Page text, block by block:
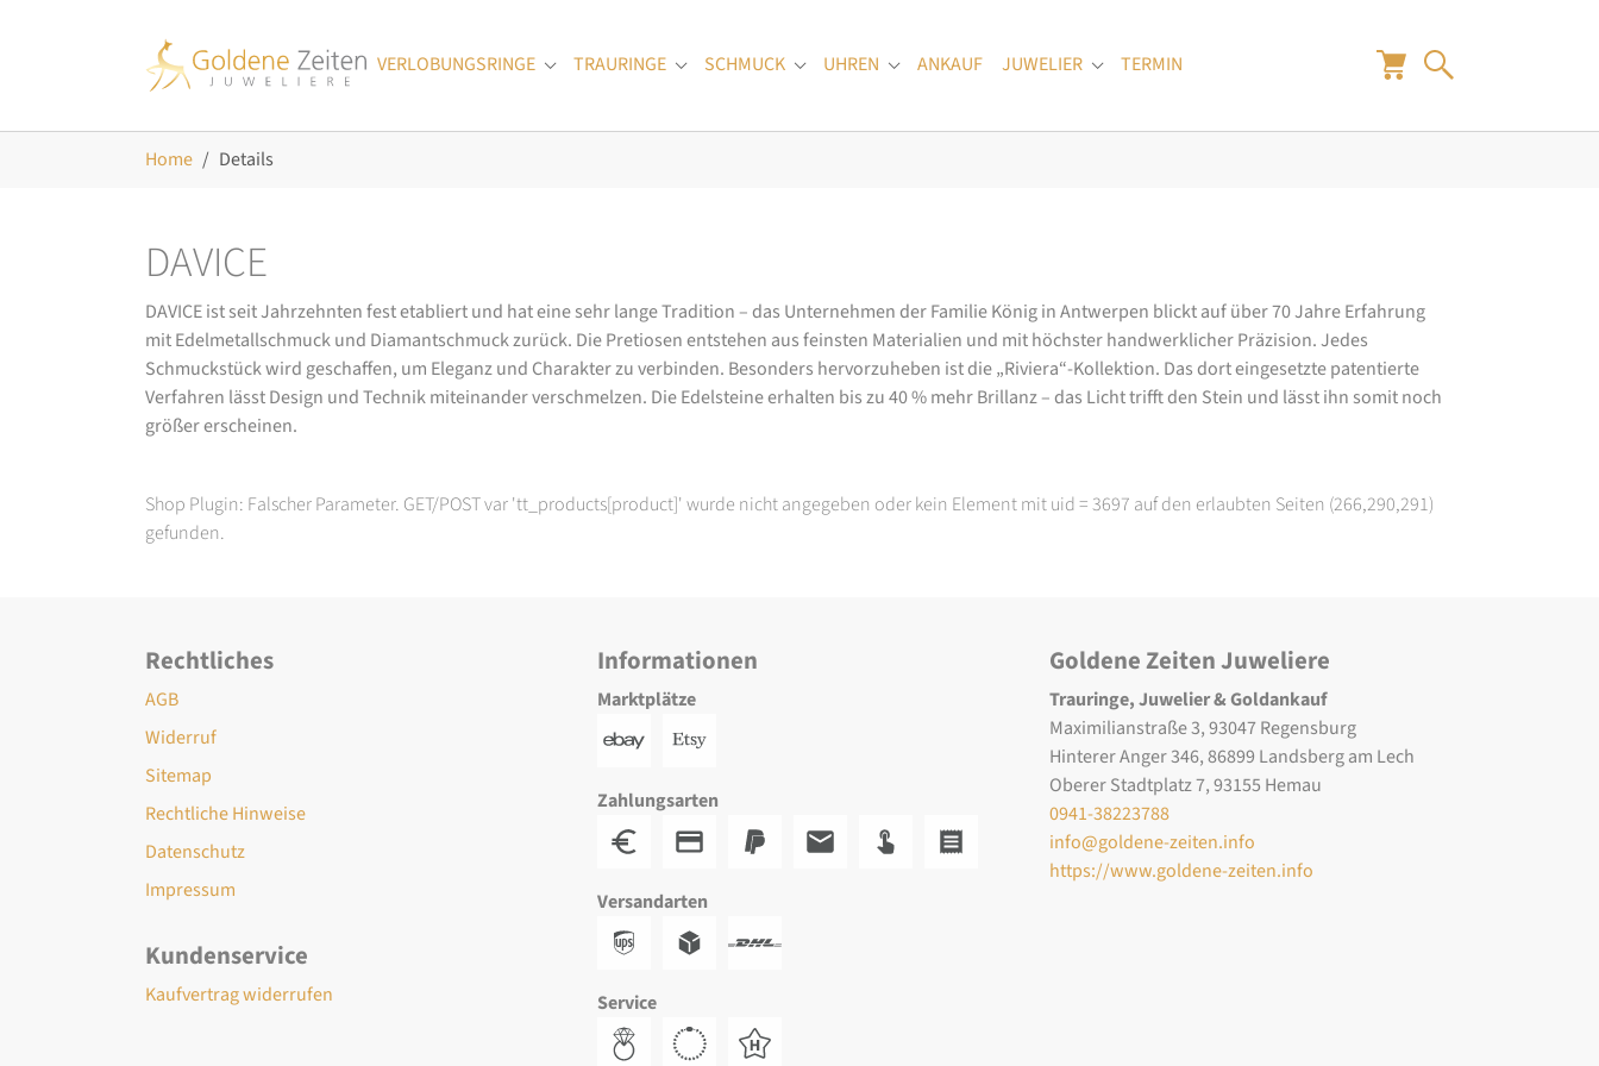
VERLOBUNGSRINGE
Submenu for "Verlobungsringe"
TRAURINGE Submenu for "Trauringe"
SCHMUCK Submenu for "Schmuck"
UHREN Submenu for "Uhren"
ANKAUF JUWELIER Submenu for "Juwelier"
TERMIN
Home Details
DAVICE
DAVICE ist seit Jahrzehnten fest etabliert und hat eine sehr lange Tradition – das Unternehmen der Familie König in Antwerpen blickt auf über 70 Jahre Erfahrung
mit Edelmetallschmuck und Diamantschmuck zurück. Die Pretiosen entstehen aus feinsten Materialien und mit höchster handwerklicher Präzision. Jedes
Schmuckstück wird geschaffen, um Eleganz und Charakter zu verbinden. Besonders hervorzuheben ist die „Riviera“-Kollektion. Das dort eingesetzte patentierte
Verfahren lässt Design und Technik miteinander verschmelzen. Die Edelsteine erhalten bis zu 40 % mehr Brillanz – das Licht trifft den Stein und lässt ihn somit noch
größer erscheinen.
Shop Plugin: Falscher Parameter. GET/POST var 'tt_products[product]' wurde nicht angegeben oder kein Element mit uid = 3697 auf den erlaubten Seiten (266,290,291)
gefunden.
Rechtliches
AGB
Widerruf
Sitemap
Rechtliche Hinweise
Datenschutz
Impressum
Kundenservice
Kaufvertrag widerrufen
Informationen
Marktplätze
Zahlungsarten
Versandarten
Service
Goldene Zeiten Juweliere
Trauringe, Juwelier & Goldankauf
Maximilianstraße 3, 93047 Regensburg
Hinterer Anger 346, 86899 Landsberg am Lech
Oberer Stadtplatz 7, 93155 Hemau
0941-38223788
info@goldene-zeiten.info
https://www.goldene-zeiten.info